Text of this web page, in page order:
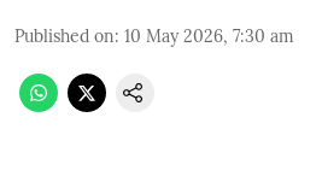
Published on: 10 May 2026, 7:30 am